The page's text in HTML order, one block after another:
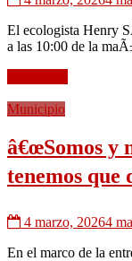
El ecologista Henry
a las 10:00 de la
Municipio
â€œSomos y
tenemos que
4 marzo, 20264
En el marco de la